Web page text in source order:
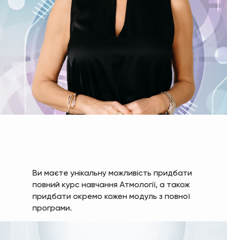
Ви маєте унікальну можливість придбати
повний курс навчання Атмології, а також
придбати окремо кожен модуль з повної
програми.